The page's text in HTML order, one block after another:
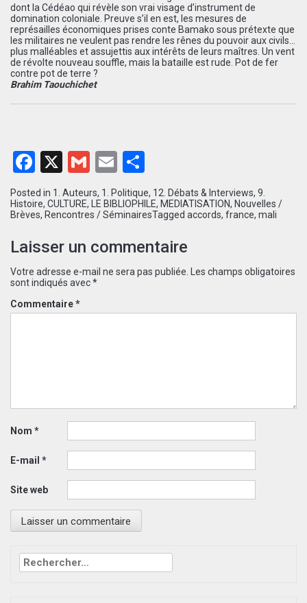
dont la Cédéao qui révèle son vrai visage d’instrument de
domination coloniale. Preuve s’il en est, les mesures de
représailles économiques prises conte Bamako sous prétexte que
les militaires ne veulent pas rendre les rênes du pouvoir aux civils…
plus malléables et assujettis aux intérêts de leurs maîtres. Un vent
de révolte nouveau souffle, mais la bataille est rude. Pot de fer
contre pot de terre ?
Brahim Taouchichet
Facebook
X Gmail
Email
Posted in 1. Auteurs, 1. Politique, 12. Débats & Interviews, 9.
Histoire, CULTURE, LE BIBLIOPHILE, MEDIATISATION, Nouvelles /
Brèves, Rencontres / SéminairesTagged accords, france, mali
Laisser un commentaire
Votre adresse e-mail ne sera pas publiée.
Les champs obligatoires
sont indiqués avec*
Commentaire*
Nom *
E-mail *
Site web
Rechercher :